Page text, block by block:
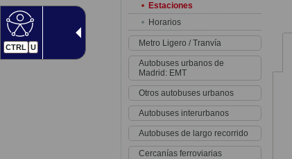
CTRL U
Estaciones
Horarios
Metro Ligero / Tranvía
Autobuses urbanos de
Madrid: EMT
Otros autobuses urbanos
Autobuses interurbanos
Autobuses de largo recorrido
Cercanías ferroviarias